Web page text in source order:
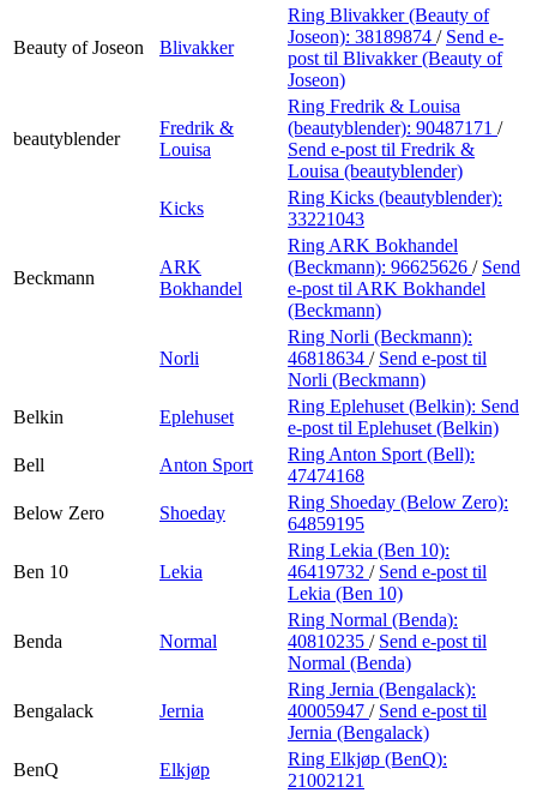
Beauty of Joseon Blivakker
Ring Blivakker (Beauty of
Joseon): 38189874 / Send e-
post til Blivakker (Beauty of
Joseon)
beautyblender
Fredrik &
Louisa
Ring Fredrik & Louisa
(beautyblender): 90487171 /
Send e-post til Fredrik &
Louisa (beautyblender)
Kicks
Ring Kicks (beautyblender):
33221043
Beckmann
ARK
Bokhandel
Ring ARK Bokhandel
(Beckmann): 96625626 / Send
e-post til ARK Bokhandel
(Beckmann)
Norli
Ring Norli (Beckmann):
46818634 / Send e-post til
Norli (Beckmann)
Belkin
Eplehuset
Ring Eplehuset (Belkin): Send
e-post til Eplehuset (Belkin)
Bell
Anton Sport
Ring Anton Sport (Bell):
47474168
Below Zero
Shoeday
Ring Shoeday (Below Zero):
64859195
Ben 10 Lekia
Ring Lekia (Ben 10):
46419732 / Send e-post til
Lekia (Ben 10)
Benda Normal
Ring Normal (Benda):
40810235 / Send e-post til
Normal (Benda)
Bengalack Jernia
Ring Jernia (Bengalack):
40005947 / Send e-post til
Jernia (Bengalack)
BenQ
Elkjøp
Ring Elkjøp (BenQ):
21002121